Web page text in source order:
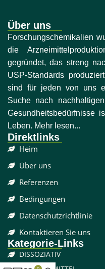
Über uns
Forschungschemikalien
die
gegründet, das streng
USP-Standards
sind für jeden von uns
Suche nach
Gesundheitsbedürfnisse
Leben. Mehr lesen...
Direktlinks
Heim
Über uns
Referenzen
Bedingungen
Datenschutzrichtlinie
Kontaktieren Sie uns
Kategorie-Links
DISSOZIATIV